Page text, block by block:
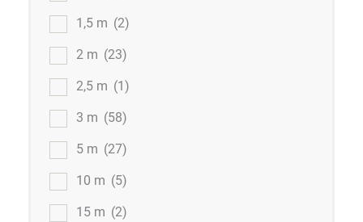
1,5 m (2)
2 m (23)
2,5 m (1)
3 m (58)
5 m (27)
10 m (5)
15 m (2)